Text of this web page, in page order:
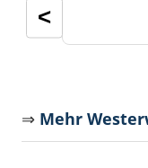
<
⇒ Mehr